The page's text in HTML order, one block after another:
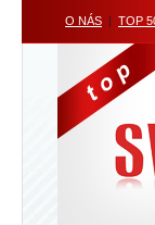
O NÁS | TOP